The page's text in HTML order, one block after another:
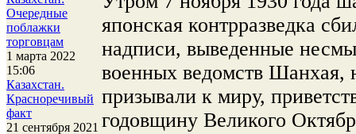
Очередные
поблажки
торговцам
1 марта 2022
15:06
Казахстан.
Красноречивый
факт
21 сентября 2021
японская контрразведка
надписи, выведенные
военных ведомств Шанхая,
призывали к миру,
годовщину Великого